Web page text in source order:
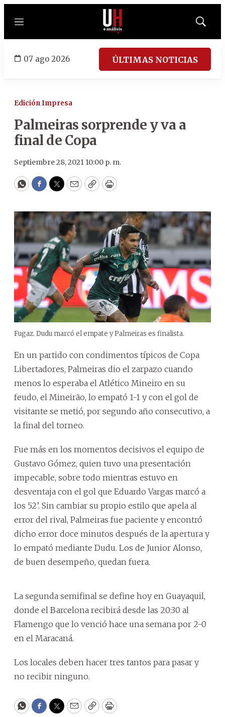
Menú
Mostrar
07 ago 2026 ÚLTIMAS NOTICIAS
Edición Impresa
Palmeiras sorprende y va a
final de Copa
Septiembre 28, 2021 10:00 p. m.
WhatsApp
Facebook
Twitter
EmailCopyPrint
Fugaz. Dudu marcó el empate y Palmeiras es finalista.
En un partido con condimentos típicos de Copa
Libertadores, Palmeiras dio el zarpazo cuando
menos lo esperaba el Atlético Mineiro en su
feudo, el Mineirão, lo empató 1-1 y con el gol de
visitante se metió, por segundo año consecutivo, a
la final del torneo.
Fue más en los momentos decisivos el equipo de
Gustavo Gómez, quien tuvo una presentación
impecable, sobre todo mientras estuvo en
desventaja con el gol que Eduardo Vargas marcó a
los 52’. Sin cambiar su propio estilo que apela al
error del rival, Palmeiras fue paciente y encontró
dicho error doce minutos después de la apertura y
lo empató mediante Dudu. Los de Junior Alonso,
de buen desempeño, quedan fuera.
La segunda semifinal se define hoy en Guayaquil,
donde el Barcelona recibirá desde las 20:30 al
Flamengo que lo venció hace una semana por 2-0
en el Maracaná.
Los locales deben hacer tres tantos para pasar y
no recibir ninguno.
WhatsApp
Facebook
Twitter
EmailCopyPrint